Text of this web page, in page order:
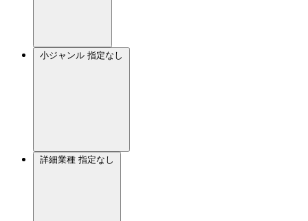
小ジャンル 指定なし
詳細業種 指定なし